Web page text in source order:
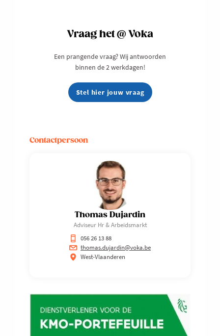
hr-
Contactpersoon
Thomas Dujardin
Adviseur Hr & Arbeidsmarkt
056 26 13 88
thomas.dujardin@voka.be
West-Vlaanderen
Vraag het @ Voka
Een prangende vraag? Wij antwoorden
binnen de 2 werkdagen!
Stel hier jouw vraag